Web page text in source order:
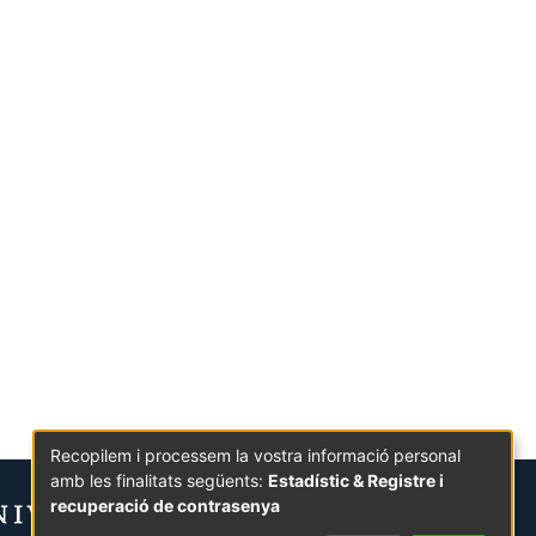
Recopilem i processem la vostra informació personal
amb les finalitats següents: Estadístic & Registre i
recuperació de contrasenya